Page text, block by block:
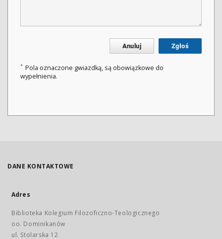
Anuluj Zgłoś
* Pola oznaczone gwiazdką, są obowiązkowe do
wypełnienia.
DANE KONTAKTOWE
Adres
Biblioteka Kolegium Filozoficzno-Teologicznego
oo. Dominikanów
ul. Stolarska 12